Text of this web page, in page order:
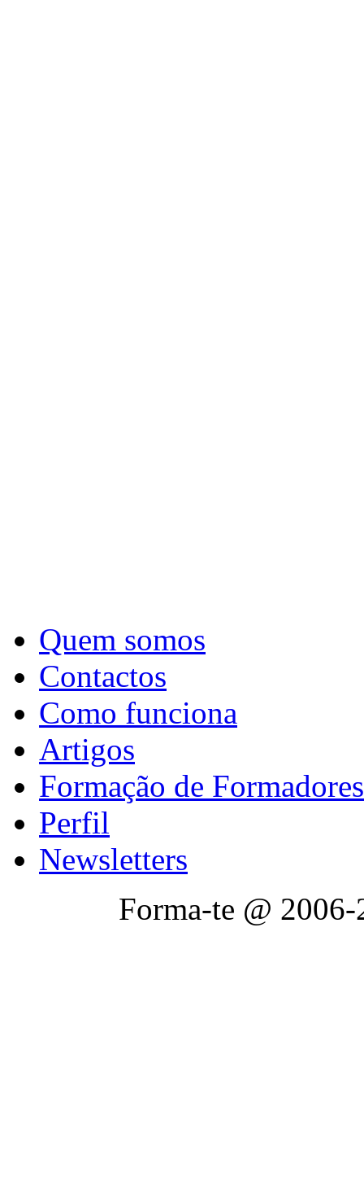
Quem somos
Contactos
Como funciona
Artigos
Formação de Formadores
Perfil
Newsletters
Forma-te @